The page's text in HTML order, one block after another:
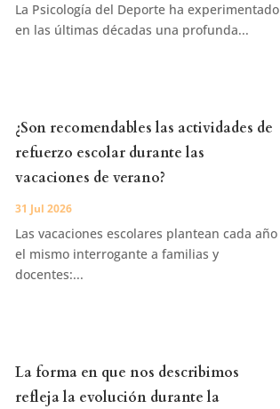
La Psicología del Deporte ha experimentado
en las últimas décadas una profunda...
¿Son recomendables las actividades de
refuerzo escolar durante las
vacaciones de verano?
31 Jul 2026
Las vacaciones escolares plantean cada año
el mismo interrogante a familias y
docentes:...
La forma en que nos describimos
refleja la evolución durante la